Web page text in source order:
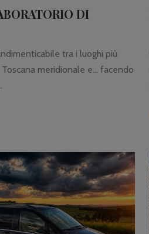
DI
tra i luoghi più
meridionale e… facendo